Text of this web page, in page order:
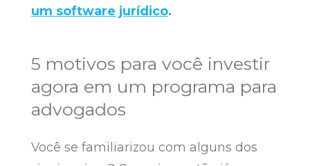
um software jurídico.
5 motivos para você investir
agora em um programa para
advogados
Você se familiarizou com alguns dos